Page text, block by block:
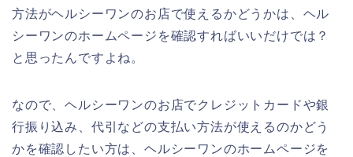
方法がヘルシーワンのお店で使えるかどうかは、ヘル
シーワンのホームページを確認すればいいだけでは？
と思ったんですよね。
なので、ヘルシーワンのお店でクレジットカードや銀
行振り込み、代引などの支払い方法が使えるのかどう
かを確認したい方は、ヘルシーワンのホームページを